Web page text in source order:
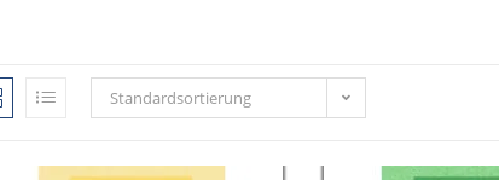
Standardsortierung